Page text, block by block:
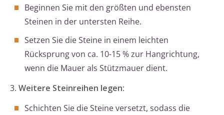
Beginnen Sie mit den größten und ebensten
Steinen in der untersten Reihe.
Setzen Sie die Steine in einem leichten
Rücksprung von ca. 10-15 % zur Hangrichtung,
wenn die Mauer als Stützmauer dient.
3. Weitere Steinreihen legen:
Schichten Sie die Steine versetzt, sodass die